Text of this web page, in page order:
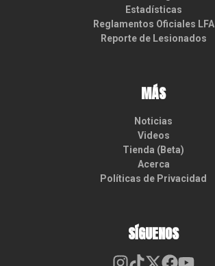
Estadísticas
Reglamentos Oficiales LFA
Reporte de Lesionados
MÁS
Noticias
Videos
Tienda (Beta)
Acerca
Políticas de Privacidad
SÍGUENOS